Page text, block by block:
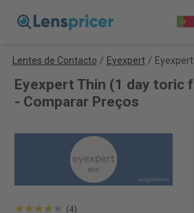
Lentes de Contacto / Eyexpert / Eyexpert
Eyexpert Thin (1 day toric
- Comparar Preços
(4)